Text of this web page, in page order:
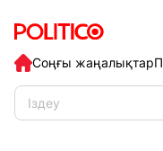
Соңғы жаңалықтар